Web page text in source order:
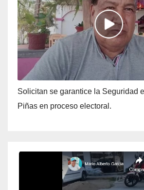
Solicitan se garantice la Seguridad
Piñas en proceso electoral.